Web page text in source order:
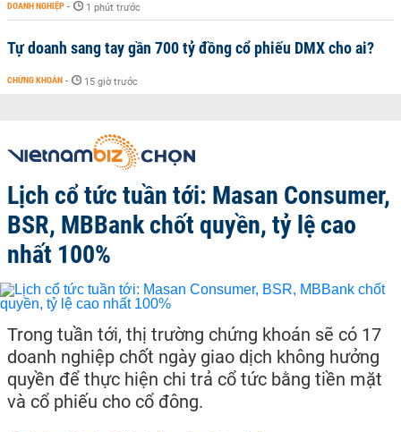
DOANH NGHIỆP - 1 phút trước
Tự doanh sang tay gần 700 tỷ đồng cổ phiếu DMX cho ai?
CHỨNG KHOÁN - 15 giờ trước
Lịch cổ tức tuần tới: Masan Consumer,
BSR, MBBank chốt quyền, tỷ lệ cao
nhất 100%
Trong tuần tới, thị trường chứng khoán sẽ có 17
doanh nghiệp chốt ngày giao dịch không hưởng
quyền để thực hiện chi trả cổ tức bằng tiền mặt
và cổ phiếu cho cổ đông.